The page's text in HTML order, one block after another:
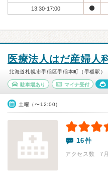
13:30-17:00
医療法人はだ産婦人
北海道札幌市手稲区手稲本町（手稲駅）
駐車場あり マイナ受付
土曜（〜12:00）
16件
アクセス数 7